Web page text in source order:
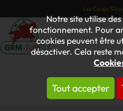
Notre site utilise
fonctionnement. Pour
cookies peuvent être
désactiver. Cela reste
Tout accepter
Les Coups Sûrs